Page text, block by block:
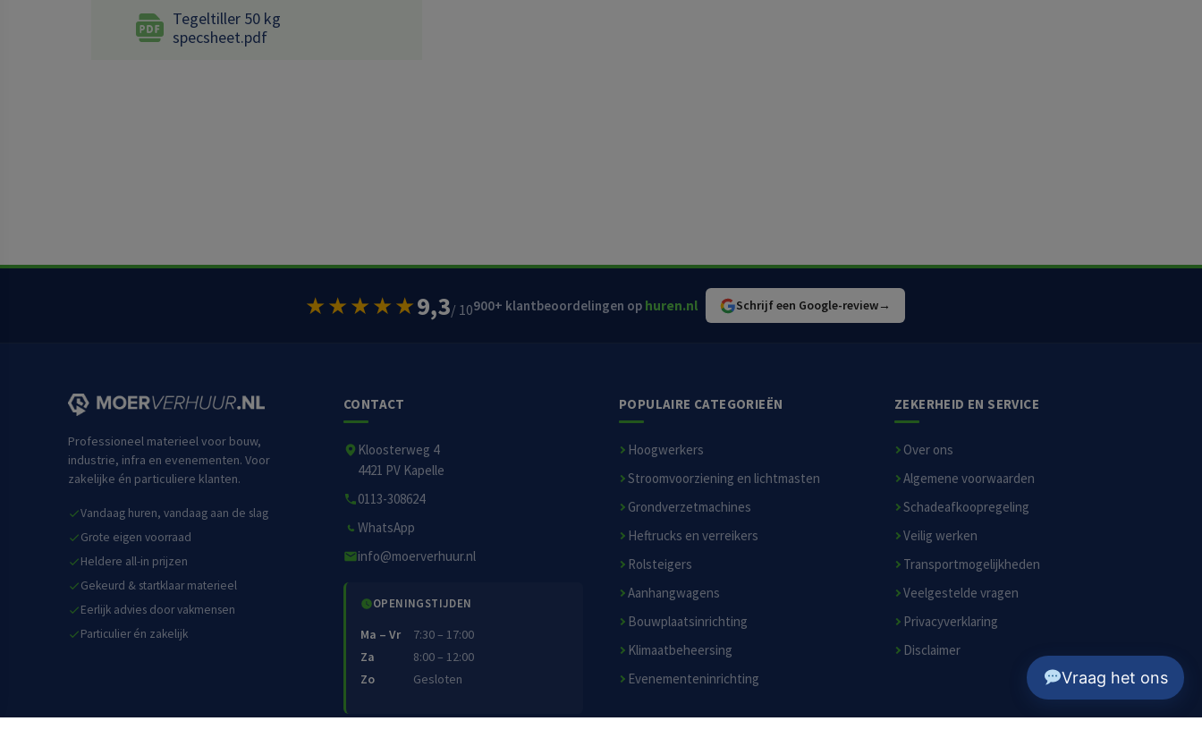
Tegeltiller 50 kg
specsheet.pdf
★★★★★9,3/ 10900+ klantbeoordelingen op huren.nl Schrijf een Google-review→
Professioneel materieel voor bouw,
industrie, infra en evenementen. Voor
zakelijke én particuliere klanten.
Vandaag huren, vandaag aan de slag
Grote eigen voorraad
Heldere all-in prijzen
Gekeurd & startklaar materieel
Eerlijk advies door vakmensen
Particulier én zakelijk
CONTACT
Kloosterweg 4
4421 PV Kapelle
0113-308624
WhatsApp
info@moerverhuur.nl
OPENINGSTIJDEN
Ma – Vr
7:30 – 17:00
Za
8:00 – 12:00
Zo
Gesloten
POPULAIRE CATEGORIEËN
Hoogwerkers
Stroomvoorziening en lichtmasten
Grondverzetmachines
Heftrucks en verreikers
Rolsteigers
Aanhangwagens
Bouwplaatsinrichting
Klimaatbeheersing
Evenementeninrichting
ZEKERHEID EN SERVICE
Over ons
Algemene voorwaarden
Schadeafkoopregeling
Veilig werken
Transportmogelijkheden
Veelgestelde vragen
Privacyverklaring
Disclaimer
Vraag het ons